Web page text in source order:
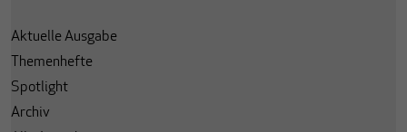
Aktuelle Ausgabe
Themenhefte
Spotlight
Archiv